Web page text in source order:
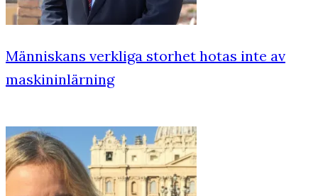
Människans verkliga storhet hotas inte av
maskininlärning